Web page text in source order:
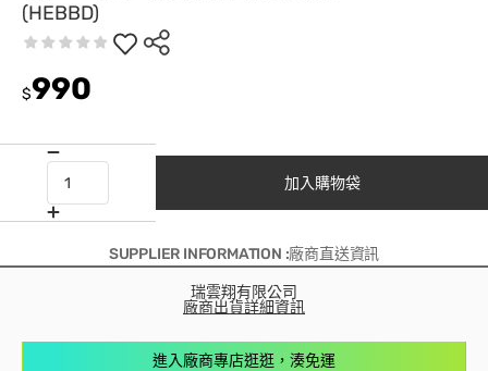
(HEBBD)
$990
加入購物袋
SUPPLIER INFORMATION :廠商直送資訊
瑞雲翔有限公司
廠商出貨詳細資訊
進入廠商專店逛逛，湊免運